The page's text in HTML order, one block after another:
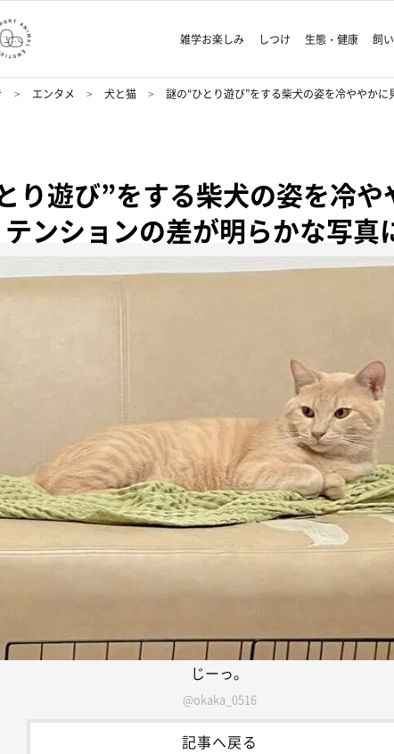
雑学お楽しみ しつけ 生態・健康 飼
エンタメ 犬と猫 謎の“ひとり遊び”をする柴犬の姿を冷ややか
り遊び”をする柴犬の姿を冷や
ンションの差が明らかな写真
じーっ。
@okaka_0516
記事へ戻る